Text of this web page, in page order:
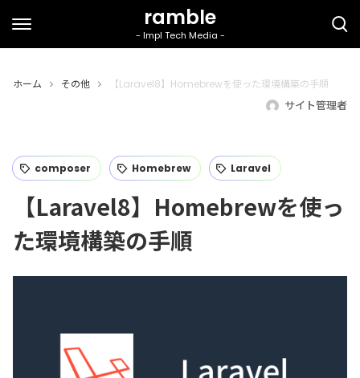
ホーム その他 【Laravel8】Homebrewを使った環境構築の手順
サイト管理者
composer Homebrew Laravel
【Laravel8】Homebrewを使っ
た環境構築の手順